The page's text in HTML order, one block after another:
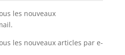
les nouveaux
les nouveaux articles par e-